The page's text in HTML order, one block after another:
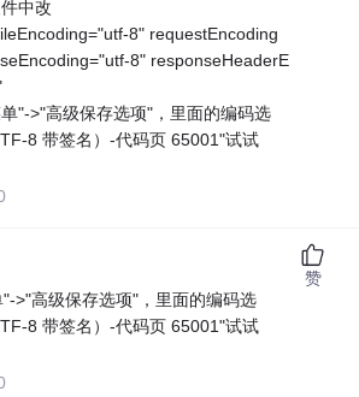
中改
8" requestEncoding
8" responseHeaderE
"->"高级保存选项"，里面的编码选
8 带签名）-代码页 65001"试试
>"高级保存选项"，里面的编码选
8 带签名）-代码页 65001"试试
赞